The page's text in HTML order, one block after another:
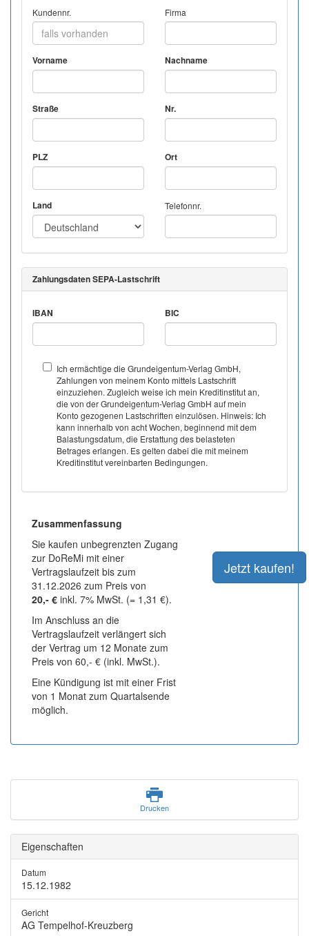
Kundennr. Firma
Vorname Nachname
Straße Nr.
PLZ Ort
Land Telefonnr.
Zahlungsdaten SEPA-Lastschrift
IBAN BIC
Ich ermächtige die Grundeigentum-Verlag GmbH,
Zahlungen von meinem Konto mittels Lastschrift
einzuziehen. Zugleich weise ich mein Kreditinstitut an,
die von der Grundeigentum-Verlag GmbH auf mein
Konto gezogenen Lastschriften einzulösen. Hinweis: Ich
kann innerhalb von acht Wochen, beginnend mit dem
Balastungsdatum, die Erstattung des belasteten
Betrages erlangen. Es gelten dabei die mit meinem
Kreditinstitut vereinbarten Bedingungen.
Zusammenfassung
Sie kaufen unbegrenzten Zugang
zur DoReMi mit einer
Vertragslaufzeit bis zum
31.12.2026 zum Preis von
20,- € inkl. 7% MwSt. (= 1,31 €).
Im Anschluss an die
Vertragslaufzeit verlängert sich
der Vertrag um 12 Monate zum
Preis von 60,- € (inkl. MwSt.).
Eine Kündigung ist mit einer Frist
von 1 Monat zum Quartalsende
möglich.
Drucken
Eigenschaften
Datum
15.12.1982
Gericht
AG Tempelhof-Kreuzberg